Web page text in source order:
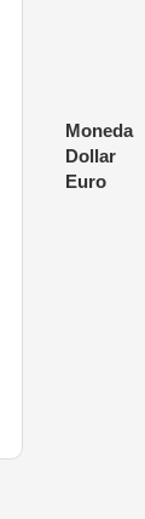
Moneda
Dollar
Euro